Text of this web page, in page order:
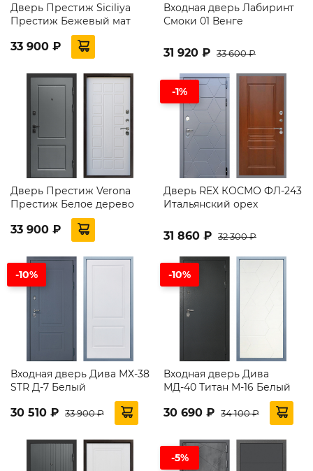
Дверь Престиж Siciliya
Престиж Бежевый мат
33 900 ₽
Входная дверь Лабиринт
Смоки 01 Венге
31 920 ₽ 33 600 ₽
Дверь Престиж Verona
Престиж Белое дерево
33 900 ₽
-1%
Дверь REX КОСМО ФЛ-243
Итальянский орех
31 860 ₽ 32 300 ₽
-10%
Входная дверь Дива МХ-38
STR Д-7 Белый
30 510 ₽ 33 900 ₽
-10%
Входная дверь Дива
МД-40 Титан М-16 Белый
30 690 ₽ 34 100 ₽
-5%